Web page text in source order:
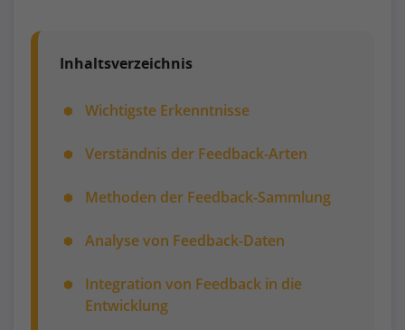
Inhaltsverzeichnis
Wichtigste Erkenntnisse
Verständnis der Feedback-Arten
Methoden der Feedback-Sammlung
Analyse von Feedback-Daten
Integration von Feedback in die
Entwicklung